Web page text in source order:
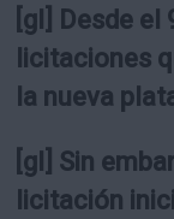
[gl] Desde el
licitaciones
la nueva
[gl] Sin
licitación